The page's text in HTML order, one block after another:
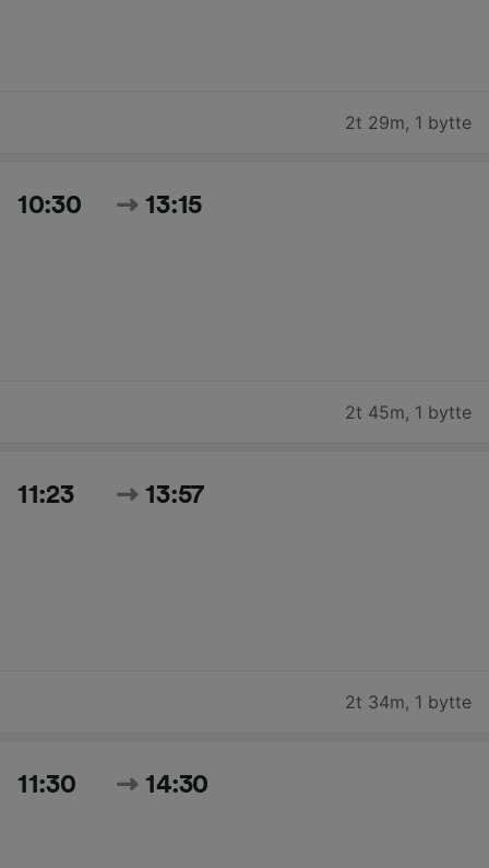
2t 29m, 1 bytte
10:30 13:15
2t 45m, 1 bytte
11:23 13:57
2t 34m, 1 bytte
11:30 14:30